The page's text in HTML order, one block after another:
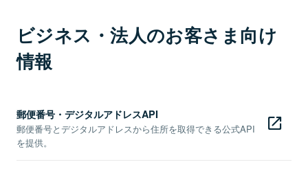
ビジネス・法人のお客さま向け
情報
郵便番号・デジタルアドレスAPI
郵便番号とデジタルアドレスから住所を取得できる公式API
を提供。